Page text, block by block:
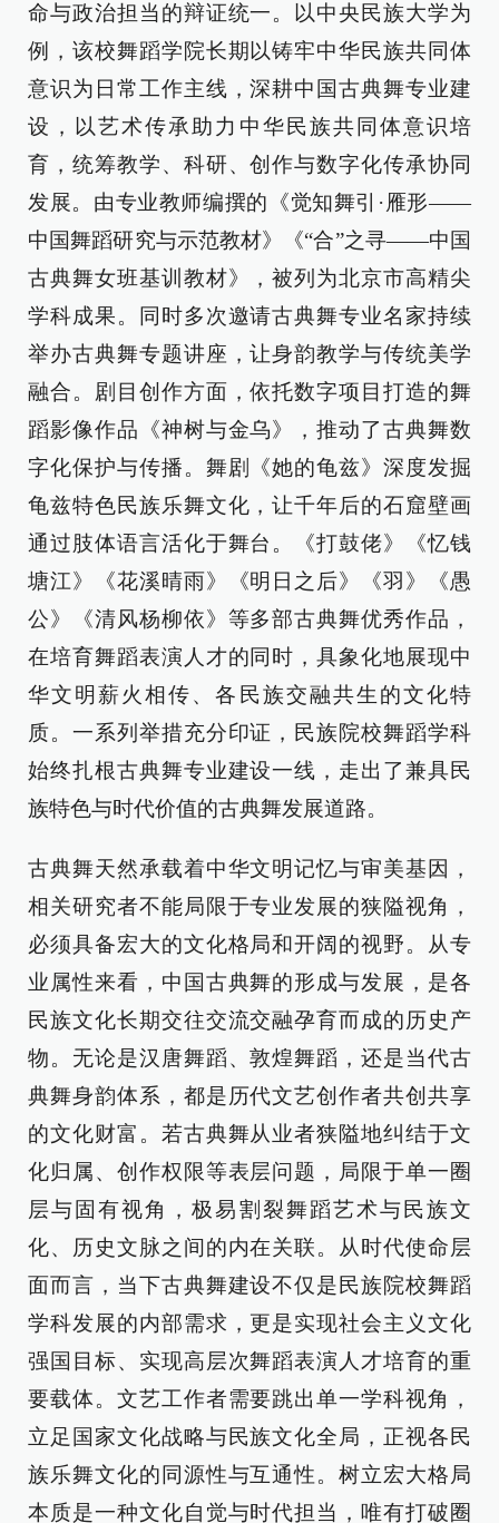
命与政治担当的辩证统一。以中央民族大学为
例，该校舞蹈学院长期以铸牢中华民族共同体
意识为日常工作主线，深耕中国古典舞专业建
设，以艺术传承助力中华民族共同体意识培
育，统筹教学、科研、创作与数字化传承协同
发展。由专业教师编撰的《觉知舞引·雁形——
中国舞蹈研究与示范教材》《“合”之寻——中国
古典舞女班基训教材》，被列为北京市高精尖
学科成果。同时多次邀请古典舞专业名家持续
举办古典舞专题讲座，让身韵教学与传统美学
融合。剧目创作方面，依托数字项目打造的舞
蹈影像作品《神树与金乌》，推动了古典舞数
字化保护与传播。舞剧《她的龟兹》深度发掘
龟兹特色民族乐舞文化，让千年后的石窟壁画
通过肢体语言活化于舞台。《打鼓佬》《忆钱
塘江》《花溪晴雨》《明日之后》《羽》《愚
公》《清风杨柳依》等多部古典舞优秀作品，
在培育舞蹈表演人才的同时，具象化地展现中
华文明薪火相传、各民族交融共生的文化特
质。一系列举措充分印证，民族院校舞蹈学科
始终扎根古典舞专业建设一线，走出了兼具民
族特色与时代价值的古典舞发展道路。
古典舞天然承载着中华文明记忆与审美基因，
相关研究者不能局限于专业发展的狭隘视角，
必须具备宏大的文化格局和开阔的视野。从专
业属性来看，中国古典舞的形成与发展，是各
民族文化长期交往交流交融孕育而成的历史产
物。无论是汉唐舞蹈、敦煌舞蹈，还是当代古
典舞身韵体系，都是历代文艺创作者共创共享
的文化财富。若古典舞从业者狭隘地纠结于文
化归属、创作权限等表层问题，局限于单一圈
层与固有视角，极易割裂舞蹈艺术与民族文
化、历史文脉之间的内在关联。从时代使命层
面而言，当下古典舞建设不仅是民族院校舞蹈
学科发展的内部需求，更是实现社会主义文化
强国目标、实现高层次舞蹈表演人才培育的重
要载体。文艺工作者需要跳出单一学科视角，
立足国家文化战略与民族文化全局，正视各民
族乐舞文化的同源性与互通性。树立宏大格局
本质是一种文化自觉与时代担当，唯有打破圈